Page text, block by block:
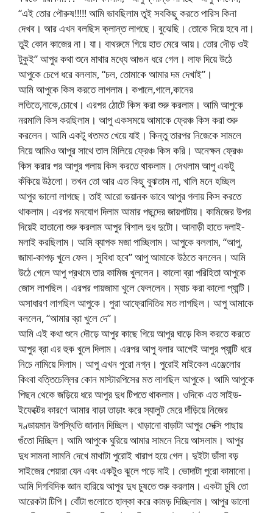
“এই তোর পৌরুষ!!!!! আমি ভাবছিলাম তুই সবকিছু করতে পারিস কিনা
দেখব। আর এখন বলছিস ক্লান্ত লাগছে। বুঝেছি। তোকে দিয়ে হবে না।
তুই কোন কাজের না। যা। বাথরুমে গিয়ে হাত মেরে আয়। তোর দৌড় ওই
টুকুই” আপুর কথা শুনে মাথার মধ্যে আগুন ধরে গেল। লাফ দিয়ে উঠে
আপুকে চেপে ধরে বললাম, “চল, তোমাকে আমার দম দেখাই”।
আমি আপুকে কিস করতে লাগলাম। কপালে,গালে,কানের
লতিতে,নাকে,চোখে। এরপর ঠোটে কিস করা শুরু করলাম। আমি আপুকে
নরমালি কিস করছিলাম। আপু একসময়ে আমাকে ফ্রেঞ্চ কিস করা শুরু
করলেন। আমি একটু থতমত খেয়ে যাই। কিন্তু তারপর নিজেকে সামলে
নিয়ে আমিও আপুর সাথে তাল মিলিয়ে ফ্রেঞ্চ কিস করি। অনেক্ষন ফ্রেঞ্চ
কিস করার পর আপুর গলায় কিস করতে থাকলাম। দেখলাম আপু একটু
কঁকিয়ে উঠলো। তখন তো আর এত কিছু বুঝতাম না, খালি মনে হচ্ছিল
আপুর ভালো লাগছে। তাই আরো ভয়ানক ভাবে আপুর গলায় কিস করতে
থাকলাম। এরপর মনযোগ দিলাম আমার পছন্দের জায়গাটায়। কামিজের উপর
দিয়েই হাতানো শুরু করলাম আপুর বিশাল দুধ দুটো। আনাড়ী হাতে দলাই-
মলাই করছিলাম। আমি ব্যাপক মজা পাচ্ছিলাম। আপুকে বললাম, “আপু,
জামা-কাপড় খুলে ফেল। সুবিধা হবে” আপু আমাকে উঠতে বললেন। আমি
উঠে গেলে আপু প্রথমে তার কামিজ খুললেন। কালো ব্রা পরিহিতা আপুকে
জোস লাগছিল। এরপর পায়জামা খুলে ফেললেন। ম্যাচ করা কালো প্যান্টি।
অসাধারণ লাগছিল আপুকে। পুরা আফ্রোদিতির মত লাগছিল। আপু আমাকে
বললেন, “আমার ব্রা খুলে দে”।
আমি এই কথা শুনে দৌড়ে আপুর কাছে গিয়ে আপুর ঘাড়ে কিস করতে করতে
আপুর ব্রা এর হুক খুলে দিলাম। এরপর আপু বলার আগেই আপুর প্যান্টি ধরে
নিচে নামিয়ে দিলাম। আপু এখন পুরো নগ্ন। পুরোই মাইকেল এঞ্জেলোর
কিংবা বত্তিচেল্লির কোন মাস্টারপিসের মত লাগছিল আপুকে। আমি আপুকে
পিছন থেকে জড়িয়ে ধরে আপুর দুধ টিপতে থাকলাম। ওদিকে এত সাইড-
ইফেক্টের কারণে আমার বাড়া তাড়াং করে স্যালুট মেরে দাঁড়িয়ে নিজের
দণ্ডায়মান উপস্থিতি জানান দিচ্ছিল। খাড়ানো বাড়াটা আপুর সেক্সি পাছায়
গুঁতো দিচ্ছিল। আমি আপুকে ঘুরিয়ে আমার সামনে নিয়ে আসলাম। আপুর
দুধ সামনা সামনি দেখে মাথাটা পুরোই খারাপ হয়ে গেল। দুইটা ডাঁসা বড়
সাইজের পেয়ারা যেন এবং একটুও ঝুলে পড়ে নাই। ভোদাটা পুরো কামানো।
আমি দিগবিদিক জ্ঞান হারিয়ে আপুর দুধ চুষতে শুরু করলাম। একটা চুষি তো
আরেকটা টিপি। বোঁটা গুলোতে হাল্কা করে কামড় দিচ্ছিলাম। আপুর ভালো